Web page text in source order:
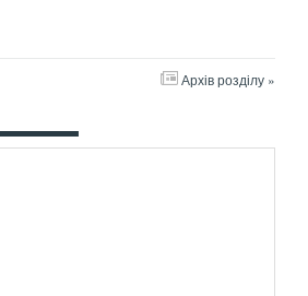
Архів розділу »